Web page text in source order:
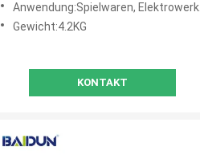
Anwendung:Spielwaren, Elektrowerkzeuge, Haushaltsgeräte, Unterhaltungselektronik, BOOTE, Golfmobile, UNTERSEEB
Gewicht:4.2KG
KONTAKT